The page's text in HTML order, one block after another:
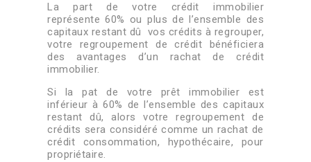
La part de votre crédit immobilier
représente 60% ou plus de l’ensemble des
capitaux restant dû vos crédits à regrouper,
votre regroupement de crédit bénéficiera
des avantages d’un rachat de crédit
immobilier.
Si la pat de votre prêt immobilier est
inférieur à 60% de l’ensemble des capitaux
restant dû, alors votre regroupement de
crédits sera considéré comme un rachat de
crédit consommation, hypothécaire, pour
propriétaire.